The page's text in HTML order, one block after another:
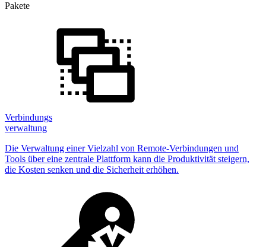
Pakete
Verbindungs
verwaltung
Die Verwaltung einer Vielzahl von Remote-Verbindungen und
Tools über eine zentrale Plattform kann die Produktivität steigern,
die Kosten senken und die Sicherheit erhöhen.